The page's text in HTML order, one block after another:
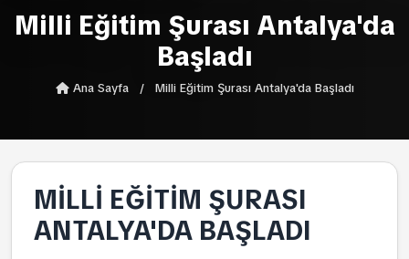
Milli Eğitim Şurası Antalya'da
Başladı
Ana Sayfa / Milli Eğitim Şurası Antalya'da Başladı
MILLI EĞITIM ŞURASI
ANTALYA'DA BAŞLADI